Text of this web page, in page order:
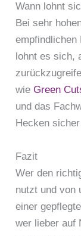
Wann lohnt
Bei sehr
empfindlichen
lohnt es sich,
wie Green
und das
Hecken
Fazit
Wer den
nutzt und von
einer
wer lieber auf